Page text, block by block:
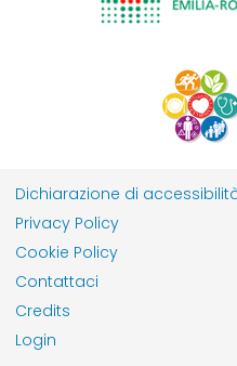
Dichiarazione di
Privacy Policy
Cookie Policy
Contattaci
Credits
Login